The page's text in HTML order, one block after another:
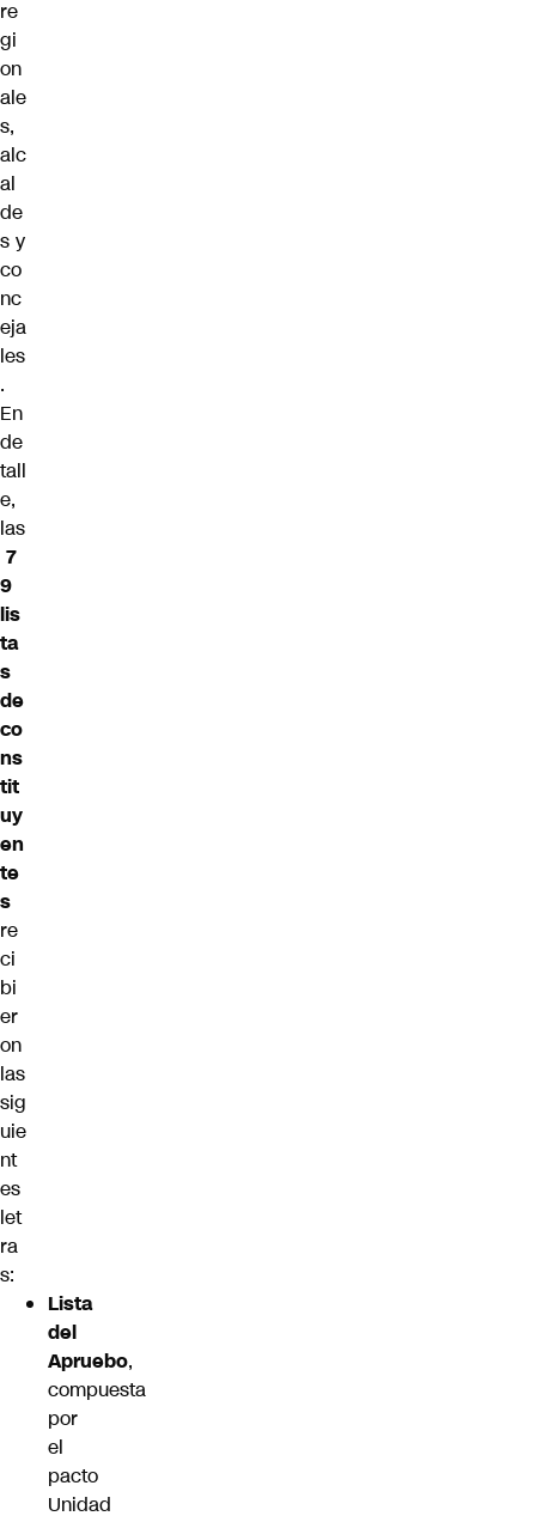
re
gi
on
ale
s,
alc
al
de
s y
co
nc
eja
les
.
En
de
tall
e,
las
7
9
lis
ta
s
de
co
ns
tit
uy
en
te
s
re
ci
bi
er
on
las
sig
uie
nt
es
let
ra
s:
Lista
del
Apruebo,
compuesta
por
el
pacto
Unidad